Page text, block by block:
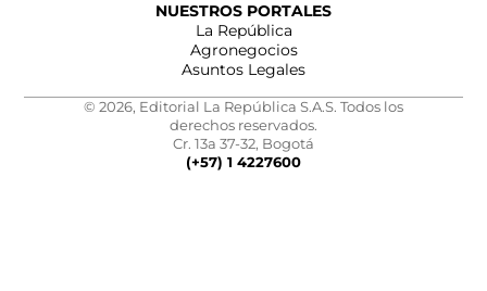
NUESTROS PORTALES
La República
Agronegocios
Asuntos Legales
© 2026, Editorial La República S.A.S. Todos los
derechos reservados.
Cr. 13a 37-32, Bogotá
(+57) 1 4227600